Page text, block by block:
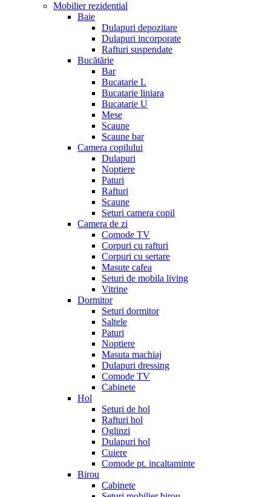
Mobilier rezidential
Baie
Dulapuri depozitare
Dulapuri incorporate
Rafturi suspendate
Bucătărie
Bar
Bucatarie L
Bucatarie liniara
Bucatarie U
Mese
Scaune
Scaune bar
Camera copilului
Dulapuri
Noptiere
Paturi
Rafturi
Scaune
Seturi camera copil
Camera de zi
Comode TV
Corpuri cu rafturi
Corpuri cu sertare
Masute cafea
Seturi de mobila living
Vitrine
Dormitor
Seturi dormitor
Saltele
Paturi
Noptiere
Masuta machiaj
Dulapuri dressing
Comode TV
Cabinete
Hol
Seturi de hol
Rafturi hol
Oglinzi
Dulapuri hol
Cuiere
Comode pt. incaltaminte
Birou
Cabinete